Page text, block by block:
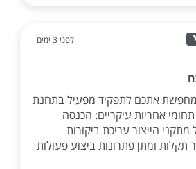
לפני 3 ימים
אתכם לתפקיד מפעיל בתחנת
אחריות עיקריים: הכנסה
הייצור עריכת ביקורות
תקלות ומתן פתרונות ביצוע פעולות